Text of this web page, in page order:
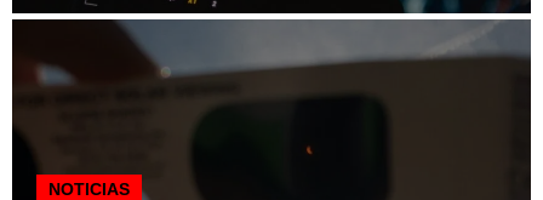
NOTICIAS